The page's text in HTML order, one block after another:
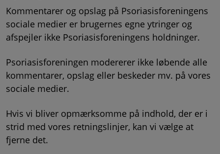
Kommentarer og opslag på Psoriasisforeningens
sociale medier er brugernes egne ytringer og
afspejler ikke Psoriasisforeningens holdninger.
Psoriasisforeningen modererer ikke løbende alle
kommentarer, opslag eller beskeder mv. på vores
sociale medier.
Hvis vi bliver opmærksomme på indhold, der er i
strid med vores retningslinjer, kan vi vælge at
fjerne det.